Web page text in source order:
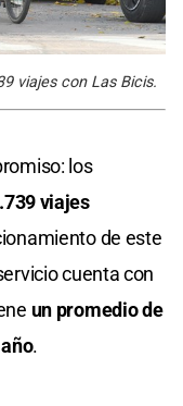
viajes con Las Bicis.
los
viajes
de este
cuenta con
un promedio de
.